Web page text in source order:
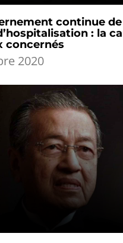
continue
: la
concernés
2020